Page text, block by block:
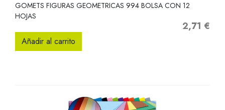
GOMETS FIGURAS GEOMETRICAS 994 BOLSA CON 12
HOJAS
Precio
2,71 €
Añadir al carrito